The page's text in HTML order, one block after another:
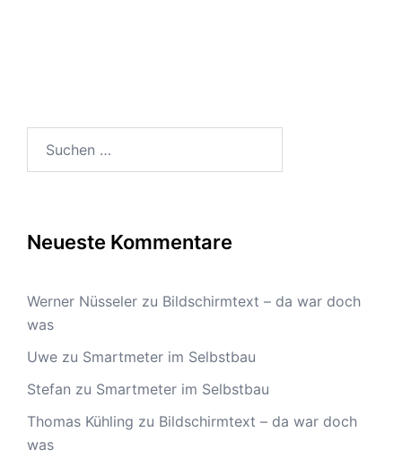
Neueste Kommentare
Werner Nüsseler zu Bildschirmtext – da war doch
was
Uwe zu Smartmeter im Selbstbau
Stefan zu Smartmeter im Selbstbau
Thomas Kühling zu Bildschirmtext – da war doch
was